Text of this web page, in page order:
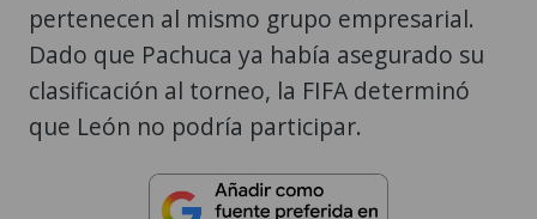
pertenecen al mismo grupo empresarial.
Dado que Pachuca ya había asegurado su
clasificación al torneo, la FIFA determinó
que León no podría participar.